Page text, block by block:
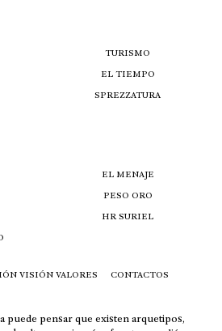
TURISMO
EL TIEMPO
SPREZZATURA
EL MENAJE
PESO ORO
HR SURIEL
VISIÓN VALORES CONTACTOS
puede pensar que existen arquetipos,